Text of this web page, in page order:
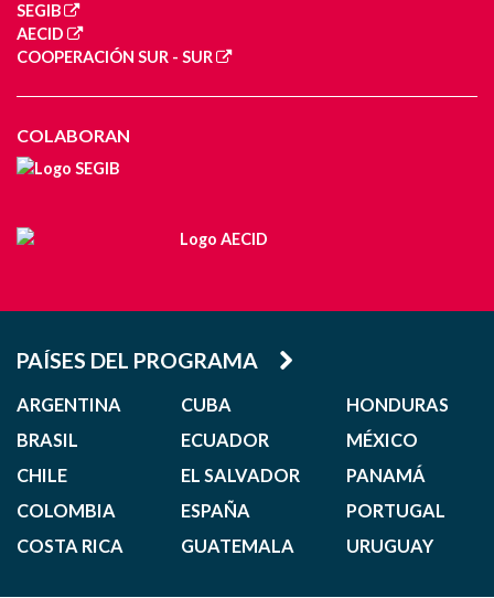
SEGIB
AECID
COOPERACIÓN SUR - SUR
COLABORAN
PAÍSES DEL PROGRAMA
ARGENTINA
BRASIL
CHILE
COLOMBIA
COSTA RICA
CUBA
ECUADOR
EL SALVADOR
ESPAÑA
GUATEMALA
HONDURAS
MÉXICO
PANAMÁ
PORTUGAL
URUGUAY